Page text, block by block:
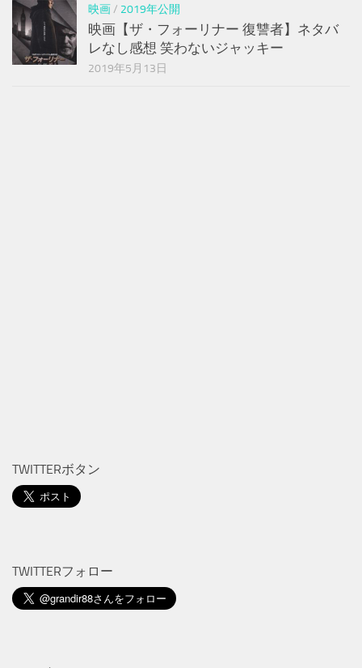
映画/ 2019年公開
映画【ザ・フォーリナー 復讐者】ネタバ
レなし感想 笑わないジャッキー
2019年5月13日
TWITTERボタン
TWITTERフォロー